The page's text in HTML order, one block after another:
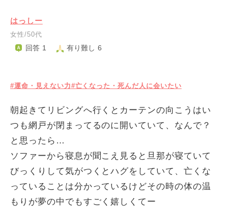
はっしー
女性/50代
回答 1 有り難し 6
#運命・見えない力#亡くなった・死んだ人に会いたい
朝起きてリビングへ行くとカーテンの向こうはい
つも網戸が閉まってるのに開いていて、なんで？
と思ったら…
ソファーから寝息が聞こえ見ると旦那が寝ていて
びっくりして気がつくとハグをしていて、亡くな
っていることは分かっているけどその時の体の温
もりが夢の中でもすごく嬉しくてー